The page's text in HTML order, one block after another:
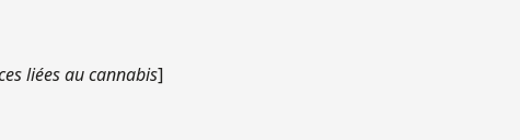
liées au cannabis]